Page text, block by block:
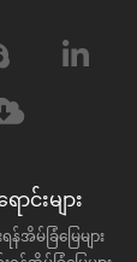
းများ
အိမ်ခြံမြေများ